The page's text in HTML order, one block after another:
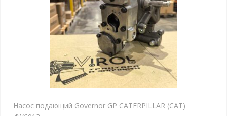
Насос подающий Governor GP CATERPILLAR (CAT)